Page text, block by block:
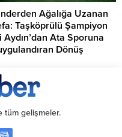
Ağalığa Uzanan
Taşköprülü Şampiyon
Aydın’dan Ata Sporuna
Dönüş
tüm gelişmeler.